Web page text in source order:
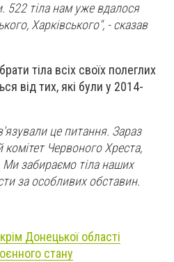
522 тіла нам уже вдалося
Харківського", - сказав
тіла всіх своїх полеглих
від тих, які були у 2014-
це питання. Зараз
Червоного Хреста,
Ми забираємо тіла наших
за особливих обставин.
Донецької області
стану